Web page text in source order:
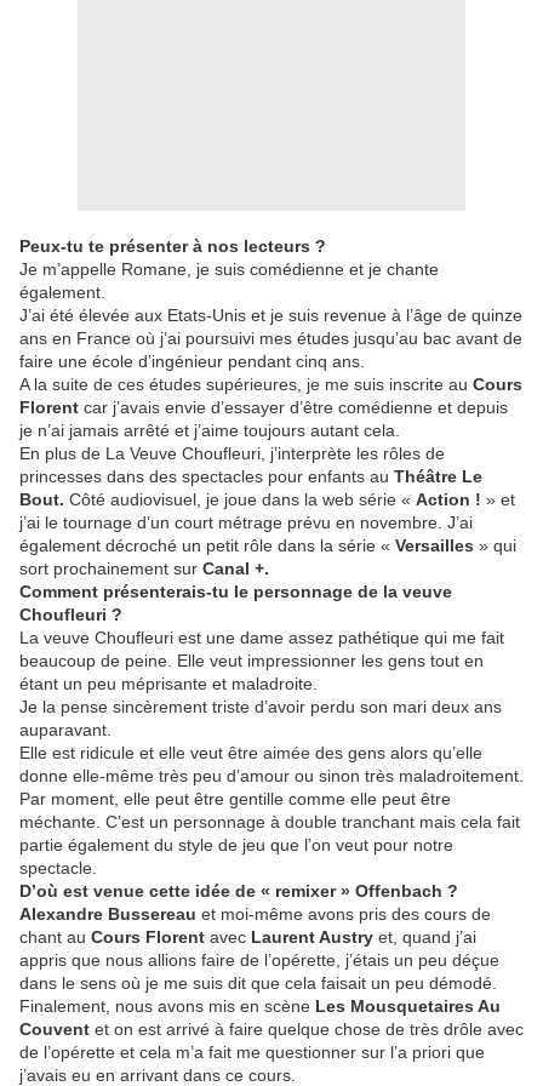
Peux-tu te présenter à nos lecteurs ?
Je m’appelle Romane, je suis comédienne et je chante
également.
J’ai été élevée aux Etats-Unis et je suis revenue à l’âge de quinze
ans en France où j’ai poursuivi mes études jusqu’au bac avant de
faire une école d’ingénieur pendant cinq ans.
A la suite de ces études supérieures, je me suis inscrite au Cours
Florent car j’avais envie d’essayer d’être comédienne et depuis
je n’ai jamais arrêté et j’aime toujours autant cela.
En plus de La Veuve Choufleuri, j’interprète les rôles de
princesses dans des spectacles pour enfants au Théâtre Le
Bout. Côté audiovisuel, je joue dans la web série « Action ! » et
j’ai le tournage d’un court métrage prévu en novembre. J’ai
également décroché un petit rôle dans la série « Versailles » qui
sort prochainement sur Canal +.
Comment présenterais-tu le personnage de la veuve
Choufleuri ?
La veuve Choufleuri est une dame assez pathétique qui me fait
beaucoup de peine. Elle veut impressionner les gens tout en
étant un peu méprisante et maladroite.
Je la pense sincèrement triste d’avoir perdu son mari deux ans
auparavant.
Elle est ridicule et elle veut être aimée des gens alors qu’elle
donne elle-même très peu d’amour ou sinon très maladroitement.
Par moment, elle peut être gentille comme elle peut être
méchante. C’est un personnage à double tranchant mais cela fait
partie également du style de jeu que l’on veut pour notre
spectacle.
D’où est venue cette idée de « remixer » Offenbach ?
Alexandre Bussereau et moi-même avons pris des cours de
chant au Cours Florent avec Laurent Austry et, quand j’ai
appris que nous allions faire de l’opérette, j’étais un peu déçue
dans le sens où je me suis dit que cela faisait un peu démodé.
Finalement, nous avons mis en scène Les Mousquetaires Au
Couvent et on est arrivé à faire quelque chose de très drôle avec
de l’opérette et cela m’a fait me questionner sur l’a priori que
j’avais eu en arrivant dans ce cours.